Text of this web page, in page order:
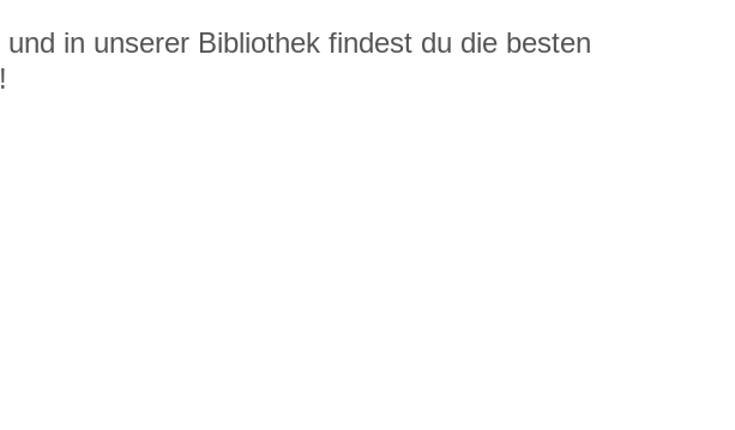
in unserer Bibliothek findest du die besten